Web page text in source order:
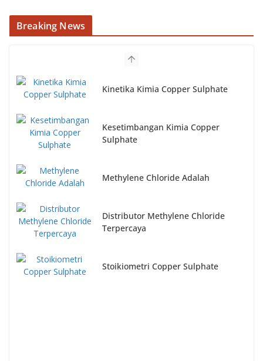
Breaking News
Kinetika Kimia Copper Sulphate
Kesetimbangan Kimia Copper
Sulphate
Methylene Chloride Adalah
Distributor Methylene Chloride
Terpercaya
Stoikiometri Copper Sulphate